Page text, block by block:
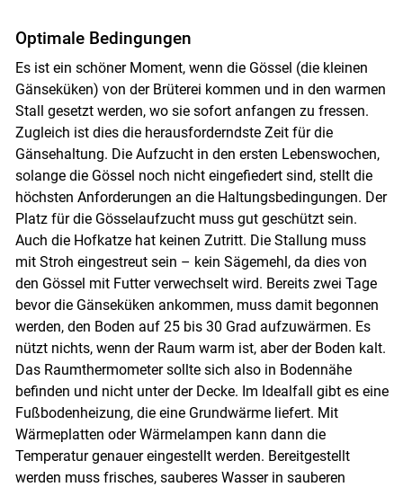
Skip to main content
Optimale Bedingungen
Es ist ein schöner Moment, wenn die Gössel (die kleinen
Gänseküken) von der Brüterei kommen und in den warmen
Stall gesetzt werden, wo sie sofort anfangen zu fressen.
Zugleich ist dies die herausforderndste Zeit für die
Gänsehaltung. Die Aufzucht in den ersten Lebenswochen,
solange die Gössel noch nicht eingefiedert sind, stellt die
höchsten Anforderungen an die Haltungsbedingungen. Der
Platz für die Gösselaufzucht muss gut geschützt sein.
Auch die Hofkatze hat keinen Zutritt. Die Stallung muss
mit Stroh eingestreut sein – kein Sägemehl, da dies von
den Gössel mit Futter verwechselt wird. Bereits zwei Tage
bevor die Gänseküken ankommen, muss damit begonnen
werden, den Boden auf 25 bis 30 Grad aufzuwärmen. Es
nützt nichts, wenn der Raum warm ist, aber der Boden kalt.
Das Raumthermometer sollte sich also in Bodennähe
befinden und nicht unter der Decke. Im Idealfall gibt es eine
Fußbodenheizung, die eine Grundwärme liefert. Mit
Wärmeplatten oder Wärmelampen kann dann die
Temperatur genauer eingestellt werden. Bereitgestellt
werden muss frisches, sauberes Wasser in sauberen